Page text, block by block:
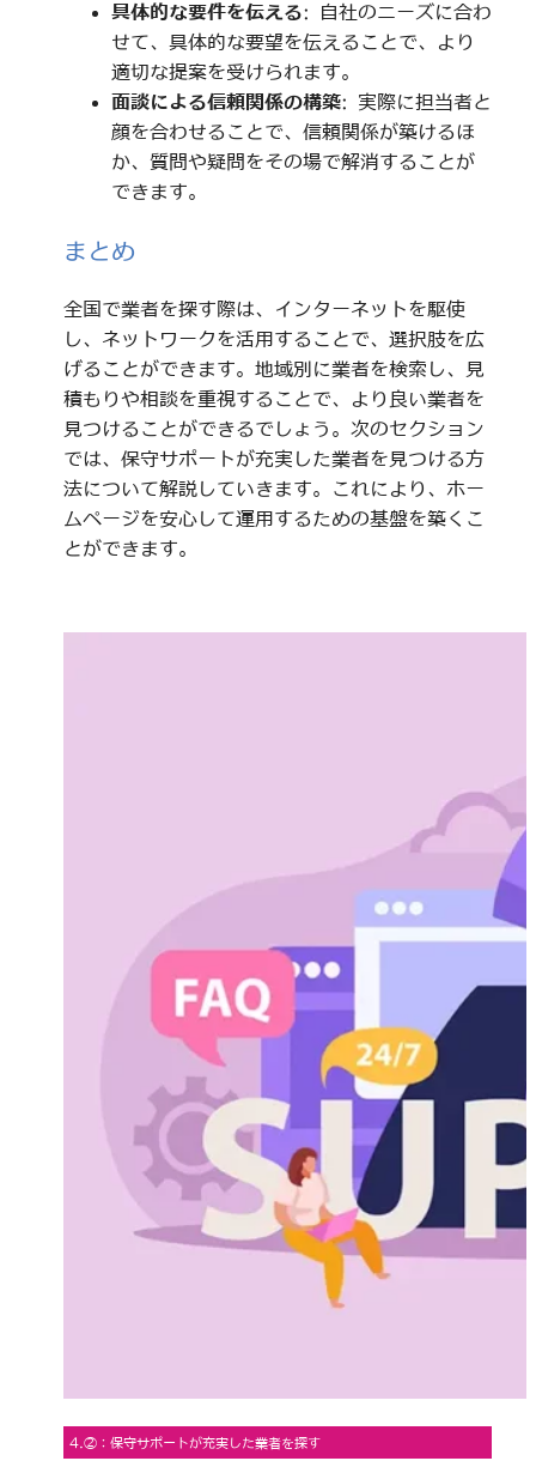
具体的な要件を伝える: 自社のニーズに合わ
せて、具体的な要望を伝えることで、より
適切な提案を受けられます。
面談による信頼関係の構築: 実際に担当者と
顔を合わせることで、信頼関係が築けるほ
か、質問や疑問をその場で解消することが
できます。
まとめ
全国で業者を探す際は、インターネットを駆使
し、ネットワークを活用することで、選択肢を広
げることができます。地域別に業者を検索し、見
積もりや相談を重視することで、より良い業者を
見つけることができるでしょう。次のセクション
では、保守サポートが充実した業者を見つける方
法について解説していきます。これにより、ホー
ムページを安心して運用するための基盤を築くこ
とができます。
4.②：保守サポートが充実した業者を探す